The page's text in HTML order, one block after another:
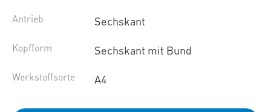
Antrieb Sechskant
Kopfform Sechskant mit Bund
Werkstoffsorte A4